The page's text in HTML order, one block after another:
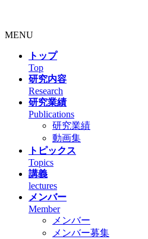
MENU
トップ
Top
研究内容
Research
研究業績
Publications
研究業績
動画集
トピックス
Topics
講義
lectures
メンバー
Member
メンバー
メンバー募集